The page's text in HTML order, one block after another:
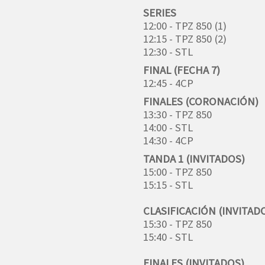
SERIES
12:00 - TPZ 850 (1)
12:15 - TPZ 850 (2)
12:30 - STL
FINAL (FECHA 7)
12:45 - 4CP
FINALES (CORONACIÓN)
13:30 - TPZ 850
14:00 - STL
14:30 - 4CP
TANDA 1 (INVITADOS)
15:00 - TPZ 850
15:15 - STL
CLASIFICACIÓN
15:30 - TPZ 850
15:40 - STL